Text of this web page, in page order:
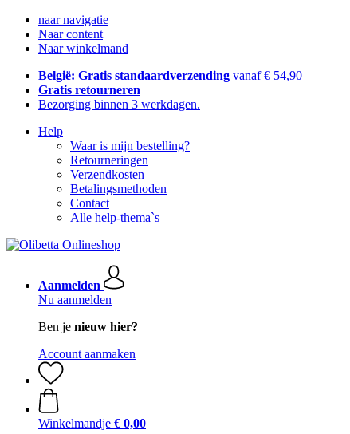
naar navigatie
Naar content
Naar winkelmand
België: Gratis standaardverzending vanaf € 54,90
Gratis retourneren
Bezorging binnen 3 werkdagen.
Help
Waar is mijn bestelling?
Retourneringen
Verzendkosten
Betalingsmethoden
Contact
Alle help-thema`s
Aanmelden
Nu aanmelden
Ben je nieuw hier?
Account aanmaken
Winkelmandje € 0,00